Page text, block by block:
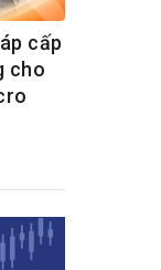
cấp
cho